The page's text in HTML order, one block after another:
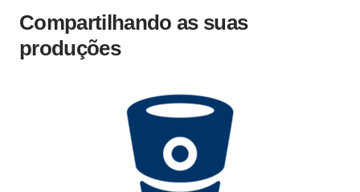
Compartilhando as suas
produções